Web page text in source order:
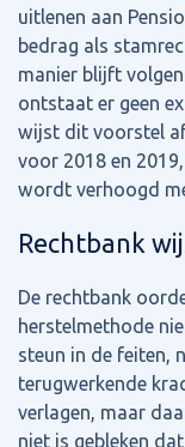
uitlenen aan
bedrag als
manier blijft
ontstaat er geen
wijst dit voorstel
voor 2018 en
wordt verhoogd
Rechtbank
De rechtbank
herstelmethode
steun in de feiten,
terugwerkende
verlagen, maar
niet is gebleken